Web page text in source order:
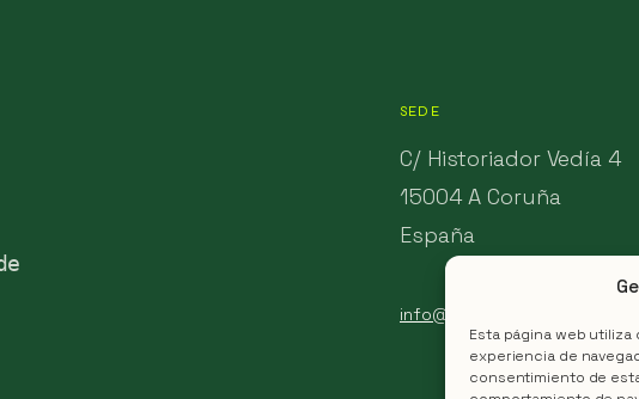
Esta página web
experiencia de
consentimiento de
SEDE
C/ Historiador Vedía 4
15004 A Coruña
España
info@aconsensus.es